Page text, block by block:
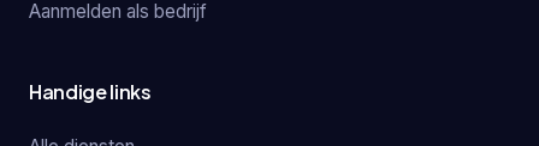
Aanmelden als bedrijf
Handige links